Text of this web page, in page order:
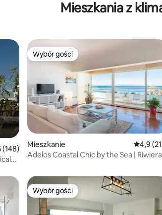
Mieszkania z
ocena: 5 na 5, liczba recenzji: 148
(148)
Wybór gości
Wybór gości
Mieszkanie Średnia
4,9
Adelos Coastal Chic by the Sea | Riwiera
Wybór gości
Wybór gości